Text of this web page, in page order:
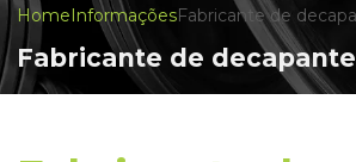
HomeInformaçõesFabricante de
Fabricante de